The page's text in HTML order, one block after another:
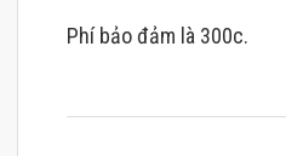
Phí bảo đảm là 300c.